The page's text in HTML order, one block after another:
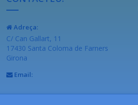
Adreça:
C/ Can Gallart, 11
17430 Santa Coloma de Farners
Girona
Email: